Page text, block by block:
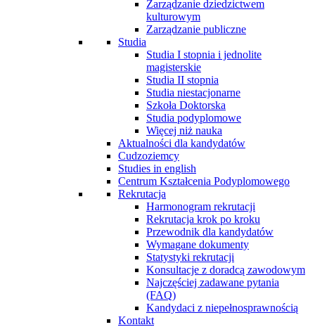
Zarządzanie dziedzictwem
kulturowym
Zarządzanie publiczne
Studia
Studia I stopnia i jednolite
magisterskie
Studia II stopnia
Studia niestacjonarne
Szkoła Doktorska
Studia podyplomowe
Więcej niż nauka
Aktualności dla kandydatów
Cudzoziemcy
Studies in english
Centrum Kształcenia Podyplomowego
Rekrutacja
Harmonogram rekrutacji
Rekrutacja krok po kroku
Przewodnik dla kandydatów
Wymagane dokumenty
Statystyki rekrutacji
Konsultacje z doradcą zawodowym
Najczęściej zadawane pytania
(FAQ)
Kandydaci z niepełnosprawnością
Kontakt